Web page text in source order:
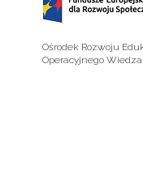
Ośrodek Rozwoju
Operacyjnego